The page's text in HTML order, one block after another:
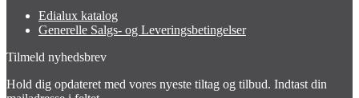
Edialux katalog
Generelle Salgs- og Leveringsbetingelser
Tilmeld nyhedsbrev
Hold dig opdateret med vores nyeste tiltag og tilbud. Indtast din